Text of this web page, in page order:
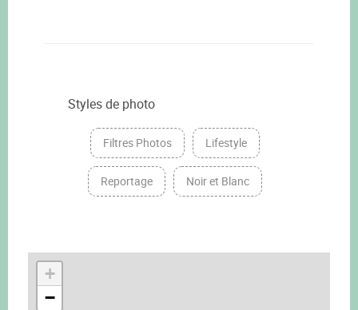
Styles de photo
Filtres Photos Lifestyle
Reportage Noir et Blanc
+
−